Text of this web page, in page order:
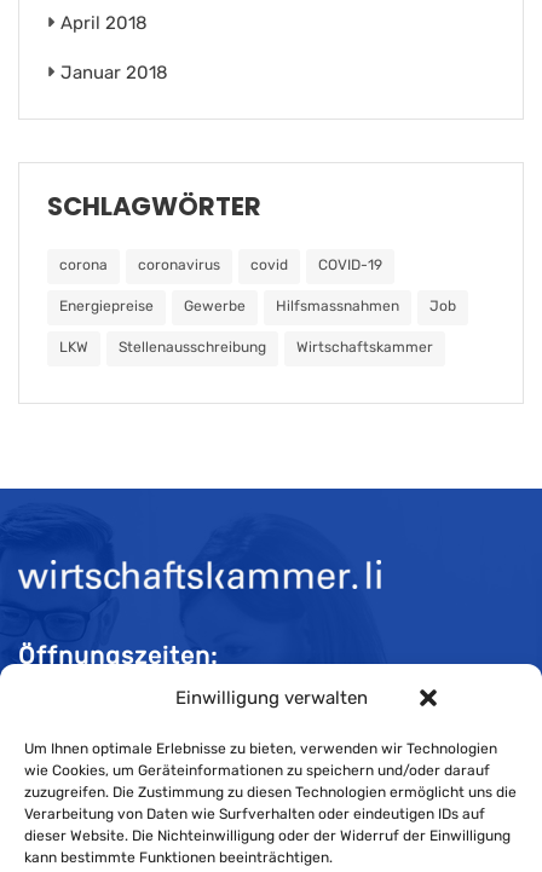
Einwilligung verwalten
Um Ihnen optimale Erlebnisse zu bieten, verwenden wir Technologien
wie Cookies, um Geräteinformationen zu speichern und/oder darauf
zuzugreifen. Die Zustimmung zu diesen Technologien ermöglicht uns die
Verarbeitung von Daten wie Surfverhalten oder eindeutigen IDs auf
dieser Website. Die Nichteinwilligung oder der Widerruf der Einwilligung
kann bestimmte Funktionen beeinträchtigen.
April 2018
Januar 2018
SCHLAGWÖRTER
corona coronavirus covid COVID-19
Energiepreise Gewerbe Hilfsmassnahmen Job
LKW Stellenausschreibung Wirtschaftskammer
Öffnungszeiten:
Mo-Do 08:00 bis 11:30 und 13:30 bis 16:30 Uhr
Fr 08:00 bis 11:30 und 13:30 bis 16:00 Uhr
Impressum
Cookie-Richtlinie